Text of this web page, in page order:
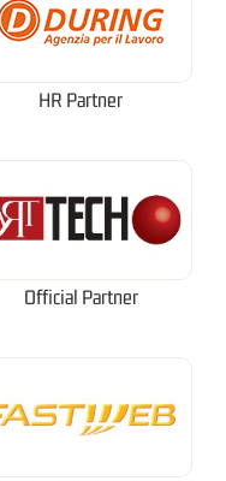
HR Partner
Official Partner